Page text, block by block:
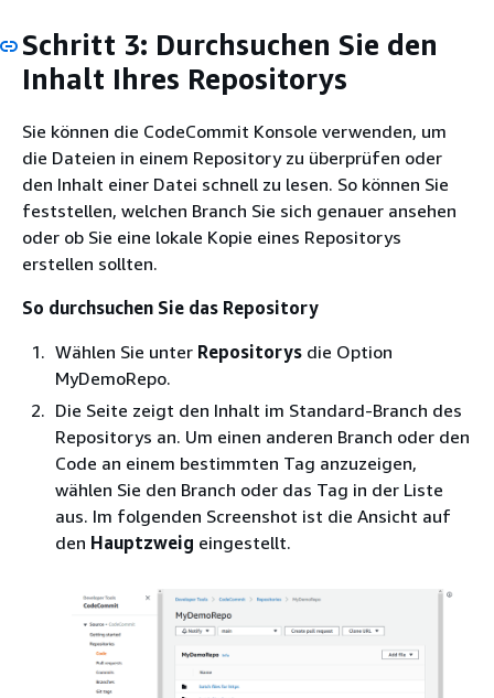
Schritt 3: Durchsuchen Sie den
Inhalt Ihres Repositorys
Sie können die CodeCommit Konsole verwenden, um
die Dateien in einem Repository zu überprüfen oder
den Inhalt einer Datei schnell zu lesen. So können Sie
feststellen, welchen Branch Sie sich genauer ansehen
oder ob Sie eine lokale Kopie eines Repositorys
erstellen sollten.
So durchsuchen Sie das Repository
Wählen Sie unter Repositorys die Option
MyDemoRepo.
Die Seite zeigt den Inhalt im Standard-Branch des
Repositorys an. Um einen anderen Branch oder den
Code an einem bestimmten Tag anzuzeigen,
wählen Sie den Branch oder das Tag in der Liste
aus. Im folgenden Screenshot ist die Ansicht auf
den Hauptzweig eingestellt.